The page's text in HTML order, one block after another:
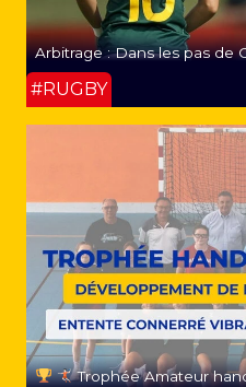
Arbitrage : Dans les pas de
#RUGBY
Trophée Amateur